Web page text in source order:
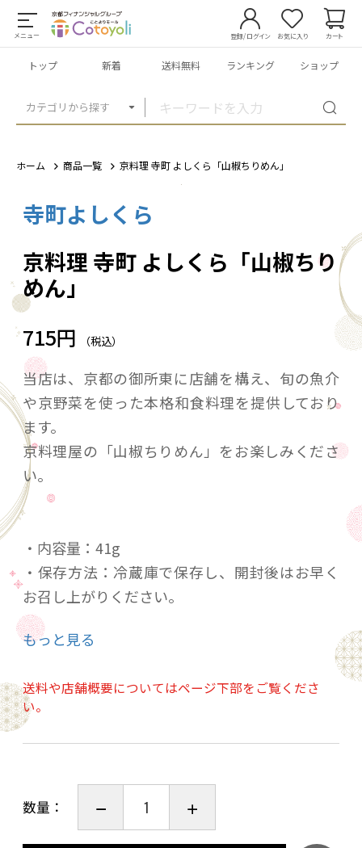
メニュー
カテゴリから探す
登録/ログイン お気に入り カート
トップ 新着 送料無料 ランキング ショップ
ホーム 商品一覧 京料理 寺町 よしくら「山椒ちりめん」
寺町よしくら
京料理 寺町 よしくら「山椒ちり
めん」
715円 （税込）
当店は、京都の御所東に店舗を構え、旬の魚介
や京野菜を使った本格和食料理を提供しており
ます。
京料理屋の「山椒ちりめん」をお楽しみくださ
い。
・内容量：41g
・保存方法：冷蔵庫で保存し、開封後はお早く
お召し上がりください。
・賞味期限：冷蔵で約3週間（出荷日含む）、詳
細は、商品裏面に記載。
もっと見る
送料や店舗概要についてはページ下部をご覧くださ
い。
数量：